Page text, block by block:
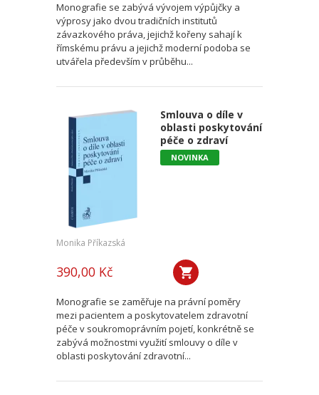
Monografie se zabývá vývojem výpůjčky a
výprosy jako dvou tradičních institutů
závazkového práva, jejichž kořeny sahají k
římskému právu a jejichž moderní podoba se
utvářela především v průběhu...
Smlouva o díle v
oblasti poskytování
péče o zdraví
NOVINKA
Monika Příkazská
390,00 Kč
Monografie se zaměřuje na právní poměry
mezi pacientem a poskytovatelem zdravotní
péče v soukromoprávním pojetí, konkrétně se
zabývá možnostmi využití smlouvy o díle v
oblasti poskytování zdravotní...